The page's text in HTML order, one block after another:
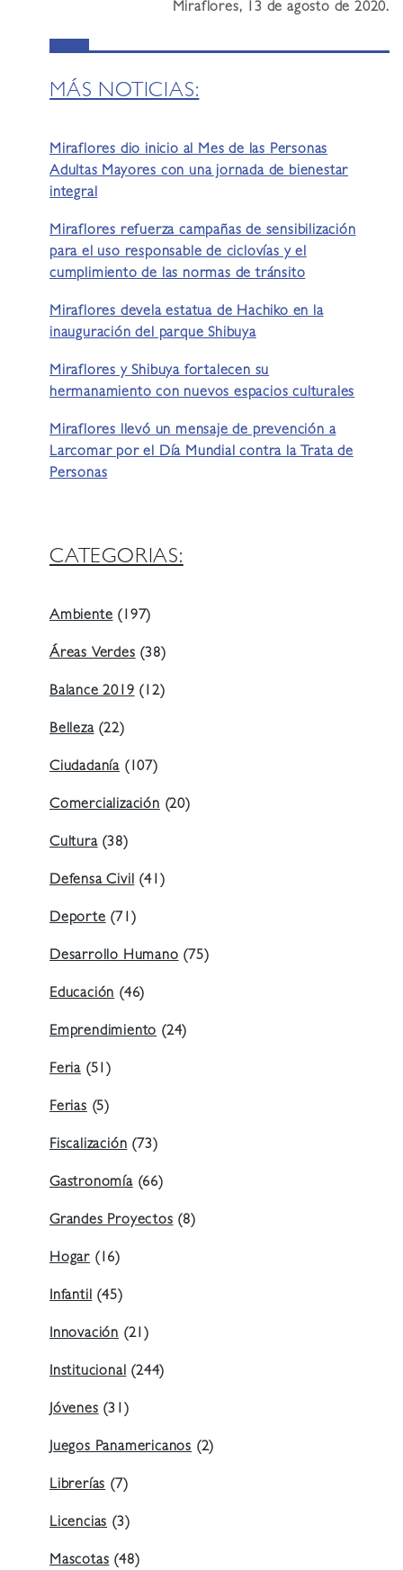
Miraflores, 13 de agosto de 2020.
MÁS NOTICIAS:
Miraflores dio inicio al Mes de las Personas
Adultas Mayores con una jornada de bienestar
integral
Miraflores refuerza campañas de sensibilización
para el uso responsable de ciclovías y el
cumplimiento de las normas de tránsito
Miraflores devela estatua de Hachiko en la
inauguración del parque Shibuya
Miraflores y Shibuya fortalecen su
hermanamiento con nuevos espacios culturales
Miraflores llevó un mensaje de prevención a
Larcomar por el Día Mundial contra la Trata de
Personas
CATEGORIAS:
Ambiente(197)
Áreas Verdes(38)
Balance 2019(12)
Belleza(22)
Ciudadanía (107)
Comercialización(20)
Cultura(38)
Defensa Civil(41)
Deporte(71)
Desarrollo Humano(75)
Educación(46)
Emprendimiento(24)
Feria (51)
Ferias(5)
Fiscalización(73)
Gastronomía(66)
Grandes Proyectos(8)
Hogar (16)
Infantil(45)
Innovación (21)
Institucional(244)
Jóvenes(31)
Juegos Panamericanos (2)
Librerías(7)
Licencias(3)
Mascotas(48)